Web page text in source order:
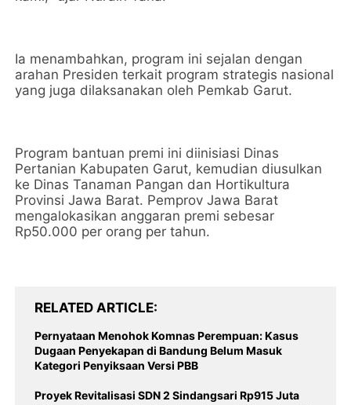
‎Ia menambahkan, program ini sejalan dengan
arahan Presiden terkait program strategis nasional
yang juga dilaksanakan oleh Pemkab Garut.
‎Program bantuan premi ini diinisiasi Dinas
Pertanian Kabupaten Garut, kemudian diusulkan
ke Dinas Tanaman Pangan dan Hortikultura
Provinsi Jawa Barat. Pemprov Jawa Barat
mengalokasikan anggaran premi sebesar
Rp50.000 per orang per tahun.
RELATED ARTICLE
Pernyataan Menohok Komnas Perempuan: Kasus
Dugaan Penyekapan di Bandung Belum Masuk
Kategori Penyiksaan Versi PBB
Proyek Revitalisasi SDN 2 Sindangsari Rp915 Juta